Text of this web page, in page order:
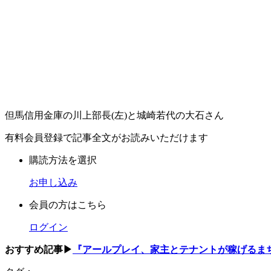
但馬信用金庫の川上部長(左)と城崎若代の大石さん
有料会員登録で記事全文がお読みいただけます
購読方法を選択
お申し込み
会員の方はこちら
ログイン
おすすめ記事▶ 『アールプレイ、家主とテナントが稼げる